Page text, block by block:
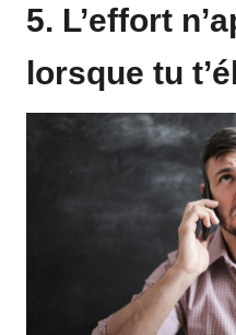
5. L’effort
lorsque tu